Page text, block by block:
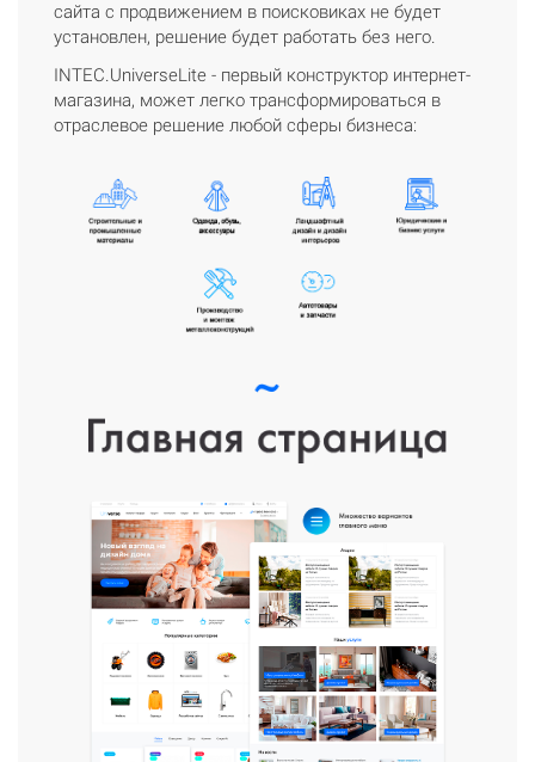
сайта с продвижением в поисковиках не будет
установлен, решение будет работать без него.
INTEC.UniverseLite - первый конструктор интернет-
магазина, может легко трансформироваться в
отраслевое решение любой сферы бизнеса: